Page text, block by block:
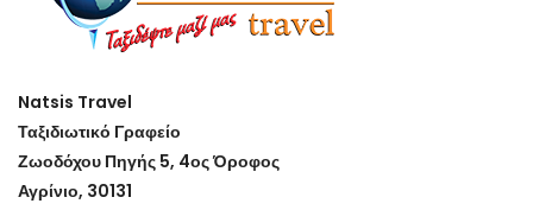
Natsis Travel
Ταξιδιωτικό Γραφείο
Ζωοδόχου Πηγής 5, 4ος Όροφος
Αγρίνιο, 30131